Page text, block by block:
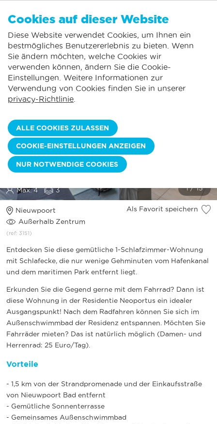
Preise inklusive Verbrauch*
Lokaler Service
Größtes Angebot an Ferienunterkünften
Flexible Anreisetage
Sie können Unterkünfte zu Ihren Favoriten hinzufügen, indem Sie auf die
klicken.
De Panne:
St.-Idesbald:
Koksijde:
Oostduinkerke:
Nieuwpoort:
Blankenberge:
Knokke-Heist:
NEOPORTUS B 0306
Gemütliche und sonnenverwöhnte Wohnung | 1
Schlafzimmer, Schlafecke und schöne Terrasse | Gehweite
Max. 4
3
Nieuwpoort
Außerhalb Zentrum
(ref: 3151)
Als Favorit speichern
Entdecken Sie diese gemütliche 1-Schlafzimmer-Wohnung
mit Schlafecke, die nur wenige Gehminuten vom Hafenkanal
und dem maritimen Park entfernt liegt.
Erkunden Sie die Gegend gerne mit dem Fahrrad? Dann ist
diese Wohnung in der Residentie Neoportus ein idealer
Ausgangspunkt! Nach dem Radfahren können Sie sich im
Außenschwimmbad der Residenz entspannen. Möchten Sie
Fahrräder mieten? Das ist natürlich möglich (Damen- und
Herrenrad: 25 Euro/Tag).
Vorteile
- 1,5 km von der Strandpromenade und der Einkaufsstraße
von Nieuwpoort Bad entfernt
- Gemütliche Sonnenterrasse
- Gemeinsames Außenschwimmbad
Cookies auf dieser Website
Diese Website verwendet Cookies, um Ihnen ein
bestmögliches Benutzererlebnis zu bieten. Wenn
Sie ändern möchten, welche Cookies wir
verwenden können, ändern Sie die Cookie-
Einstellungen. Weitere Informationen zur
Verwendung von Cookies finden Sie in unserer
privacy-Richtlinie
ALLE COOKIES ZULASSEN
COOKIE-EINSTELLUNGEN ANZEIGEN
NUR NOTWENDIGE COOKIES